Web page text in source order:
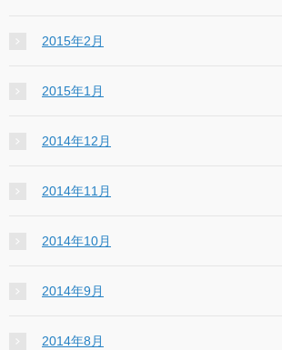
2015年2月
2015年1月
2014年12月
2014年11月
2014年10月
2014年9月
2014年8月